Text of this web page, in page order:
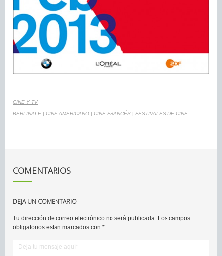
CINE Y TV
BERLINALE CINE AMERICANO CINE FRANCÉS FESTIVALES DE CINE
COMENTARIOS
DEJA UN COMENTARIO
Tu dirección de correo electrónico no será publicada. Los campos
obligatorios están marcados con *